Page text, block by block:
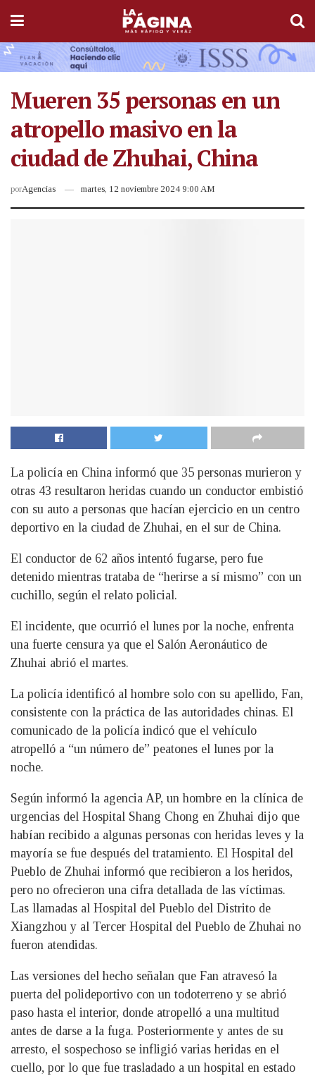
Mueren 35 personas en un
atropello masivo en la
ciudad de Zhuhai, China
porAgencias martes, 12 noviembre 2024 9:00 AM
La policía en China informó que 35 personas murieron y
otras 43 resultaron heridas cuando un conductor embistió
con su auto a personas que hacían ejercicio en un centro
deportivo en la ciudad de Zhuhai, en el sur de China.
El conductor de 62 años intentó fugarse, pero fue
detenido mientras trataba de “herirse a sí mismo” con un
cuchillo, según el relato policial.
El incidente, que ocurrió el lunes por la noche, enfrenta
una fuerte censura ya que el Salón Aeronáutico de
Zhuhai abrió el martes.
La policía identificó al hombre solo con su apellido, Fan,
consistente con la práctica de las autoridades chinas. El
comunicado de la policía indicó que el vehículo
atropelló a “un número de” peatones el lunes por la
noche.
Según informó la agencia AP, un hombre en la clínica de
urgencias del Hospital Shang Chong en Zhuhai dijo que
habían recibido a algunas personas con heridas leves y la
mayoría se fue después del tratamiento. El Hospital del
Pueblo de Zhuhai informó que recibieron a los heridos,
pero no ofrecieron una cifra detallada de las víctimas.
Las llamadas al Hospital del Pueblo del Distrito de
Xiangzhou y al Tercer Hospital del Pueblo de Zhuhai no
fueron atendidas.
Las versiones del hecho señalan que Fan atravesó la
puerta del polideportivo con un todoterreno y se abrió
paso hasta el interior, donde atropelló a una multitud
antes de darse a la fuga. Posteriormente y antes de su
arresto, el sospechoso se infligió varias heridas en el
cuello, por lo que fue trasladado a un hospital en estado